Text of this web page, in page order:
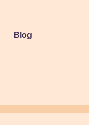
Blog